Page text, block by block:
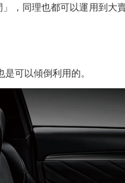
，同理也都可以運用到大
可以傾倒利用的。